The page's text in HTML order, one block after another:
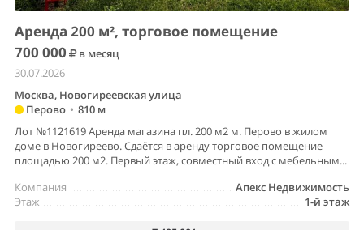
Аренда 200 м², торговое помещение
700 000
в месяц
30.07.2026
Москва, Новогиреевская улица
Перово • 810 м
Лот №1121619 Аренда магазина пл. 200 м2 м. Перово в жилом
доме в Новогиреево. Сдаётся в аренду торговое помещение
площадью 200 м2. Первый этаж, совместный вход с мебельным...
Апекс Недвижимость
Компания
1-й этаж
Этаж